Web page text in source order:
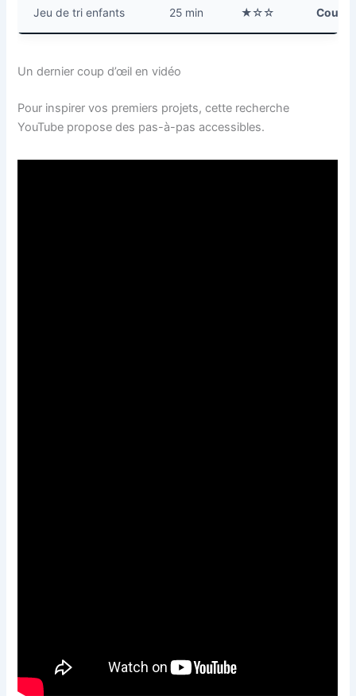
Jeu de tri enfants 25 min ★☆☆
Un dernier coup d’œil en vidéo
Pour inspirer vos premiers projets, cette recherche
YouTube propose des pas-à-pas accessibles.